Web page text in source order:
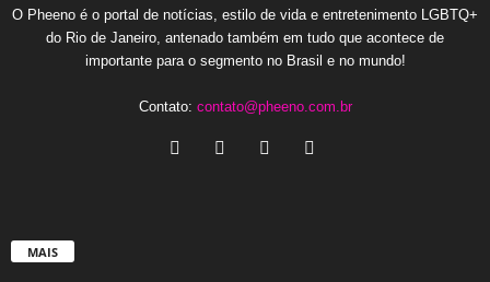
O Pheeno é o portal de notícias, estilo de vida e entretenimento LGBTQ+
do Rio de Janeiro, antenado também em tudo que acontece de
importante para o segmento no Brasil e no mundo!
Contato: contato@pheeno.com.br
MAIS